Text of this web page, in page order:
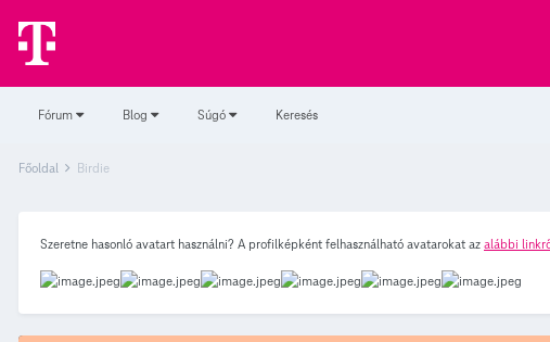
Fórum Blog Súgó Keresés
Főoldal Birdie
Szeretne hasonló avatart használni? A profilképként felhasználható avatarokat az alábbi